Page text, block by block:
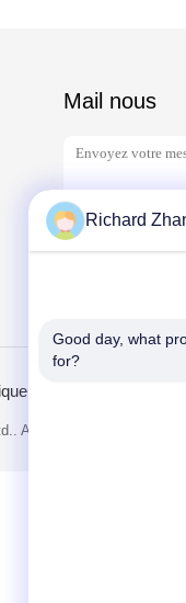
Mail nous
de confidentialité
All Rights Reserved.
Richard
Good day, what
for?